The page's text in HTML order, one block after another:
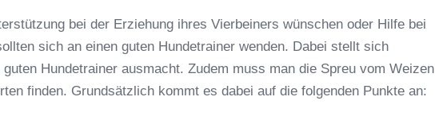
*
bei der Erziehung ihres Vierbeiners wünschen oder Hilfe bei
sich an einen guten Hundetrainer wenden. Dabei stellt sich
Hundetrainer ausmacht. Zudem muss man die Spreu vom Weizen
finden. Grundsätzlich kommt es dabei auf die folgenden Punkte an: